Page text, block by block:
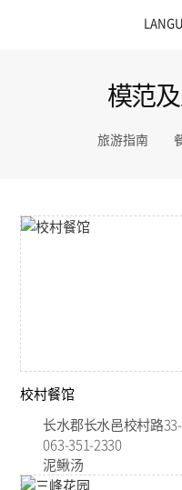
模范
旅游指南
校村餐馆
长水郡长水邑校村路
063-351-2330
泥鳅汤